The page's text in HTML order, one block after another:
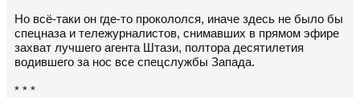
Но всё-таки он где-то прокололся, иначе здесь не было бы
спецназа и тележурналистов, снимавших в прямом эфире
захват лучшего агента Штази, полтора десятилетия
водившего за нос все спецслужбы Запада.
* * *